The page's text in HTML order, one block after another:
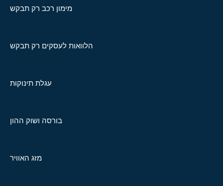
מימון רכב רק תבקש
הלוואות לעסקים רק תבקש
עגלת תינוקות
בורסה ושוק ההון
מזג האוויר